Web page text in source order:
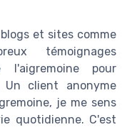
et sites comme
témoignages
pour
Un client anonyme
je me sens
quotidienne. C'est